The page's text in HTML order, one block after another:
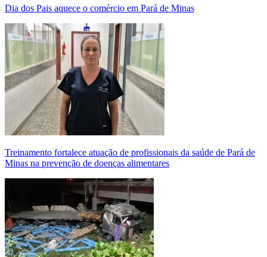
Dia dos Pais aquece o comércio em Pará de Minas
Treinamento fortalece atuação de profissionais da saúde de Pará de
Minas na prevenção de doenças alimentares